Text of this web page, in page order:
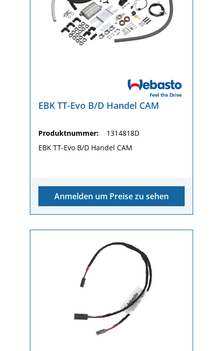
EBK TT-Evo B/D Handel CAM
Produktnummer:
1314818D
EBK TT-Evo B/D Handel CAM
Anmelden um Preise zu sehen